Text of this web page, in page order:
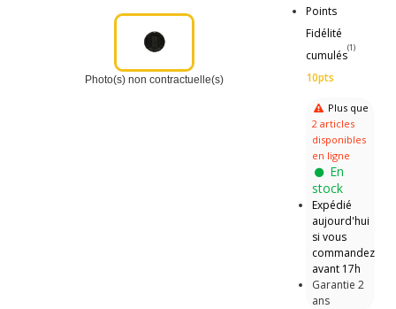
Photo(s) non contractuelle(s)
Points
Fidélité
cumulés
(1)
10pts
Plus que
2 articles
disponibles
en ligne
En
stock
Expédié
aujourd'hui
si vous
commandez
avant 17h
Garantie 2
ans